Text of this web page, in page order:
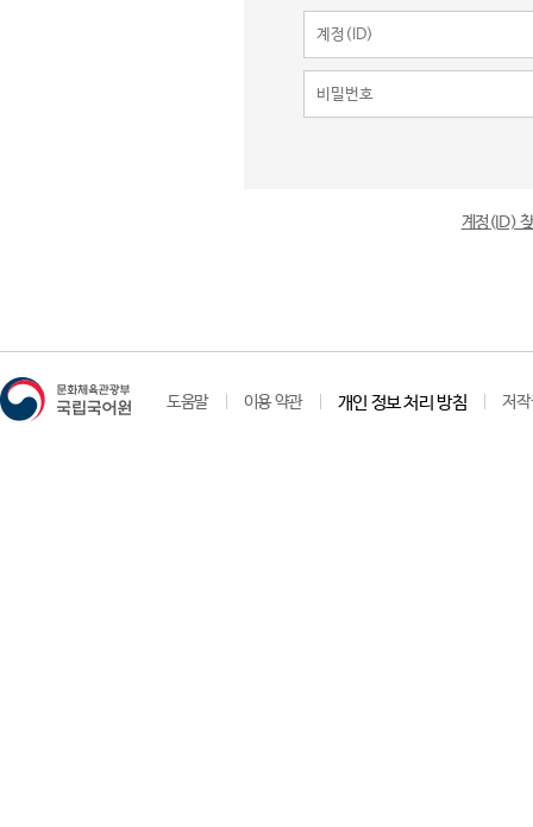
계정(ID)
도움말 이용 약관 개인 정보 처리 방침 저